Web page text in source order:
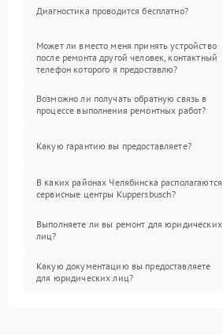
Диагностика проводится бесплатно?
Может ли вместо меня принять устройство
после ремонта другой человек, контактный
телефон которого я предоставлю?
Возможно ли получать обратную связь в
процессе выполнения ремонтных работ?
Какую гарантию вы предоставляете?
В каких районах Челябинска располагаются
сервисные центры Kuppersbusch?
Выполняете ли вы ремонт для юридических
лиц?
Какую документацию вы предоставляете
для юридических лиц?